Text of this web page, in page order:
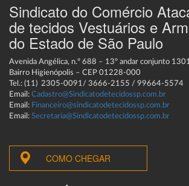
Sindicato do Comércio
de tecidos Vestuários e
do Estado de São Paulo
Avenida Angélica, n.º 688 – 13º andar conjunto
Bairro Higienópolis – CEP 01228-000
Tel.: (11) 2305-0091/ 3666-2155 / 99664-5574
Email: Cadastro@Sindicatodetecidossp.com.br
Email: Financeiro@sindicatodetecidossp.com.br
Email: Secretaria@Sindicatodetecidossp.com.br
COMO CHEGAR